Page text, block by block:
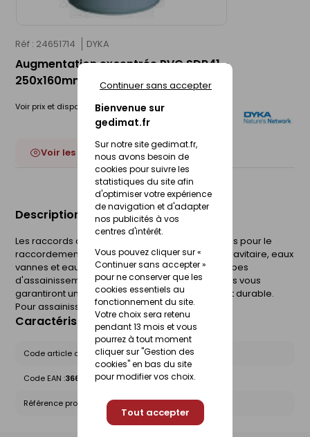
Bienvenue sur
gedimat.fr
Sur notre site gedimat.fr,
nous avons besoin de
cookies pour suivre les
statistiques du site afin
d'optimiser votre expérience
de navigation et d'adapter
nos publicités à vos
centres d'intérêt.
Vous pouvez cliquer sur «
Continuer sans accepter »
pour ne conserver que les
cookies essentiels au
fonctionnement du site.
Votre choix sera retenu
pendant 13 mois et vous
pourrez à tout moment
cliquer sur "Gestion des
cookies" en bas du site
pour modifier vos choix.
Tout accepter
Continuer sans accepter
Réf : 24651714 DYKA
Augmentation excentrée PVC SDR41 -
250x160mm
Voir prix et disponibilité en magasin
Voir les 15 déclinaisons
Description du produit
Les raccords assainissement en PVC sont conçus pour le
raccordement des réseaux d'assainissement gravitaire, eaux
vannes et eaux pluviales. Combinés avec nos tubes
d'assainissement Sotralys et Ultra16 nos raccords vous
garantiront un réseau d'assainissement fiable et durable.
Pour assainissement.
Caractéristiques du produit
Code article chez le fournisseur :20051368
Code EAN :3660864048890
Référence produit nationale Gedimat :24651714